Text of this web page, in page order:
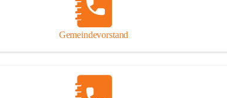
Gemeindevorstand